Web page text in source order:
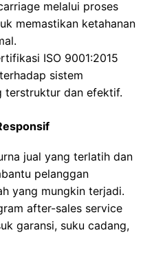
melalui proses
memastikan ketahanan
ISO 9001:2015
sistem
terstruktur dan efektif.
jual yang terlatih dan
pelanggan
yang mungkin terjadi.
after-sales service
garansi, suku cadang,